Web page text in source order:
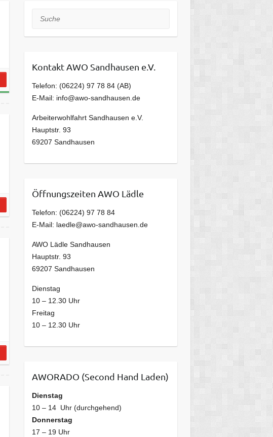
Suche
Kontakt AWO Sandhausen e.V.
Telefon: (06224) 97 78 84 (AB)
E-Mail: info@awo-sandhausen.de
Arbeiterwohlfahrt Sandhausen e.V.
Hauptstr. 93
69207 Sandhausen
Öffnungszeiten AWO Lädle
Telefon: (06224) 97 78 84
E-Mail: laedle@awo-sandhausen.de
AWO Lädle Sandhausen
Hauptstr. 93
69207 Sandhausen
Dienstag
10 – 12.30 Uhr
Freitag
10 – 12.30 Uhr
AWORADO (Second Hand Laden)
Dienstag
10 – 14 Uhr (durchgehend)
Donnerstag
17 – 19 Uhr